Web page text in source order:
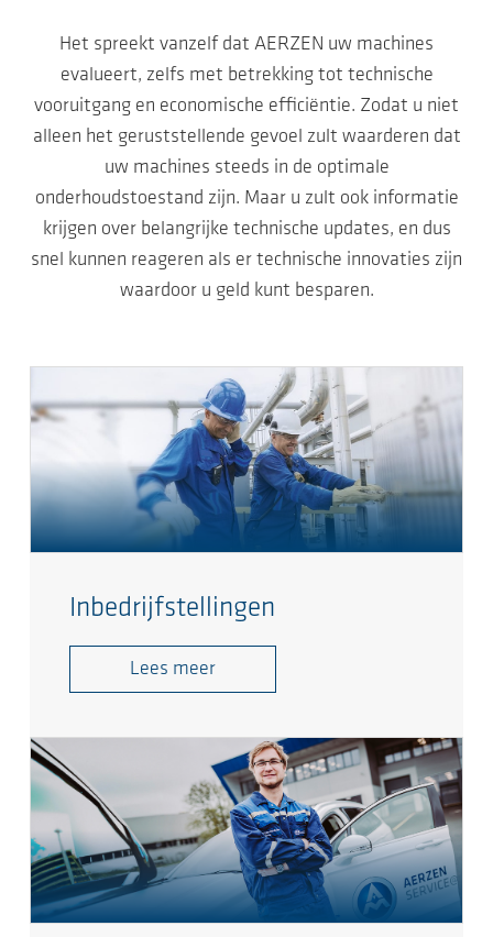
Het spreekt vanzelf dat AERZEN uw machines
evalueert, zelfs met betrekking tot technische
vooruitgang en economische efficiëntie. Zodat u niet
alleen het geruststellende gevoel zult waarderen dat
uw machines steeds in de optimale
onderhoudstoestand zijn. Maar u zult ook informatie
krijgen over belangrijke technische updates, en dus
snel kunnen reageren als er technische innovaties zijn
waardoor u geld kunt besparen.
Inbedrijfstellingen
Lees meer